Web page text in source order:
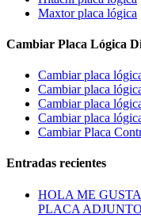
Maxtor placa lógica
Cambiar Placa Lógica
Cambiar placa
Cambiar placa
Cambiar placa
Cambiar placa
Cambiar Placa
Entradas recientes
HOLA ME
PLACA